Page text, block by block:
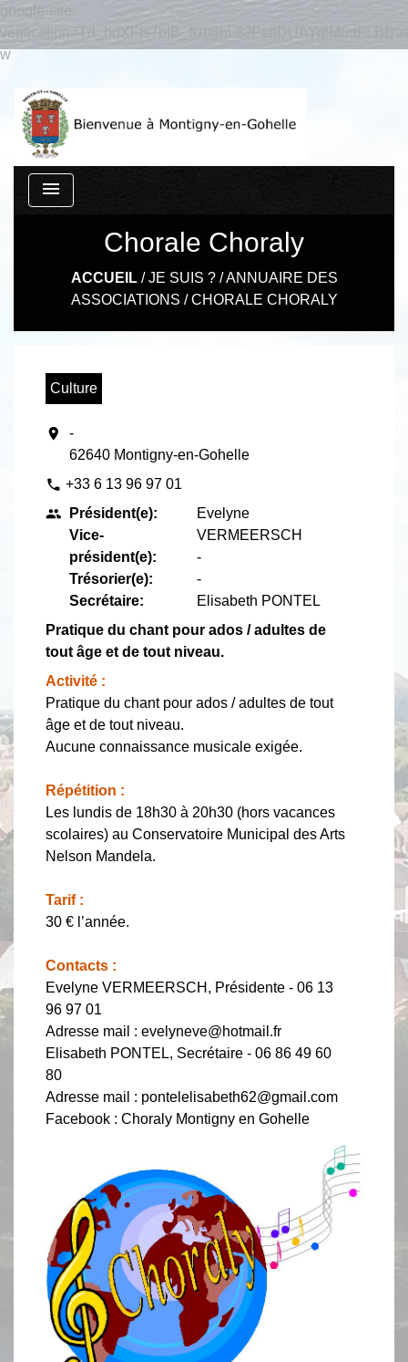
google-site-
w
menu
Chorale Choraly
ACCUEIL/JE SUIS ?/ANNUAIRE DES
ASSOCIATIONS /CHORALE CHORALY
Culture
location_on
-
62640 Montigny-en-Gohelle
phone +33 6 13 96 97 01
people
Président(e):
Vice-
président(e):
Trésorier(e):
Secrétaire:
Evelyne
VERMEERSCH
-
-
Elisabeth PONTEL
Pratique du chant pour ados / adultes de
tout âge et de tout niveau.
Activité :
Pratique du chant pour ados / adultes de tout
âge et de tout niveau.
Aucune connaissance musicale exigée.
Répétition :
Les lundis de 18h30 à 20h30 (hors vacances
scolaires) au Conservatoire Municipal des Arts
Nelson Mandela.
Tarif :
30 € l’année.
Contacts :
Evelyne VERMEERSCH, Présidente - 06 13
96 97 01
Adresse mail : evelyneve@hotmail.fr
Elisabeth PONTEL, Secrétaire - 06 86 49 60
80
Adresse mail : pontelelisabeth62@gmail.com
Facebook : Choraly Montigny en Gohelle